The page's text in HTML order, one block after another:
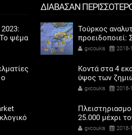
ψέμα
οι
ΔΙΑΒΑΣΑΝ
Τούρκος
προειδοποιεί:
μπορεί να
Ελλάδα αλλά με
gxcoukis 2018-
Κοντά στα 4
ύψος των
επεισόδια στη
gxcoukis 2018-
25.000 μέχρι
κατάρρευση
gxcoukis 2018-